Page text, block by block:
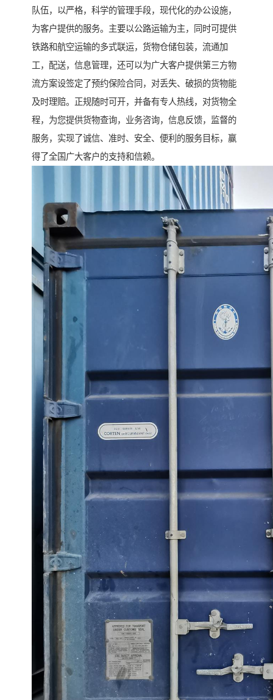
队伍，以严格，科学的管理手段，现代化的办公设施，
为客户提供的服务。主要以公路运输为主，同时可提供
铁路和航空运输的多式联运，货物仓储包装，流通加
工，配送，信息管理，还可以为广大客户提供第三方物
流方案设签定了预约保险合同，对丢失、破损的货物能
及时理赔。正规随时可开，并备有专人热线，对货物全
程，为您提供货物查询，业务咨询，信息反馈，监督的
服务，实现了诚信、准时、安全、便利的服务目标，赢
得了全国广大客户的支持和信赖。